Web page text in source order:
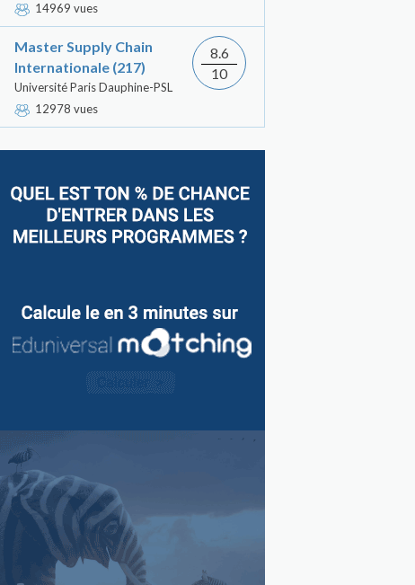
14969 vues
Master Supply Chain
Internationale (217)
Université Paris Dauphine-PSL
12978 vues
8.6
10